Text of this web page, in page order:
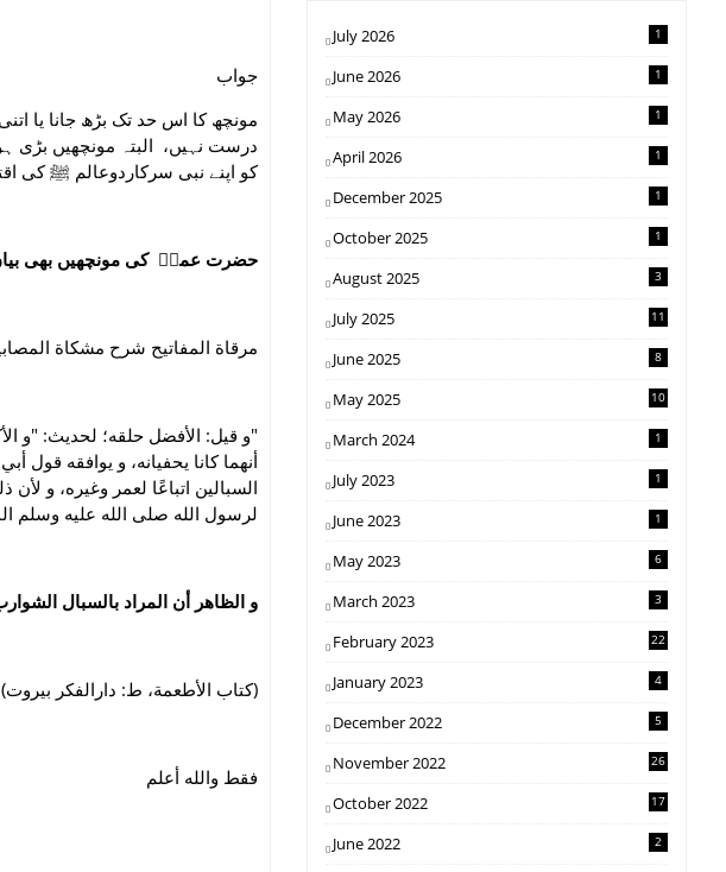
جواب
مونچھ کا اس حد تک بڑھ جانا یا
درست نہیں، البتہ مونچھیں بڑی
کو اپنے نبی سرکاردوعالم ﷺ کی
حضرت عمرؓ کی مونچھیں بھی
مرقاة المفاتيح شرح مشكاة المصابيح (7/
"و قيل: الأفضل حلقه؛ لحديث: "و
أنهما كانا يحفيانه، و يوافقه قول
السبالين اتباعًا لعمر وغيره، و
لرسول الله صلى الله عليه وسلم
و الظاهر أن المراد بالسبال
(كتاب الأطعمة، ط: دارالفكر بيروت)
فقط والله أعلم
July 2026 1
June 2026 1
May 2026 1
April 2026 1
December 2025 1
October 2025 1
August 2025 3
July 2025 11
June 2025 8
May 2025 10
March 2024 1
July 2023 1
June 2023 1
May 2023 6
March 2023 3
February 2023 22
January 2023 4
December 2022 5
November 2022 26
October 2022 17
June 2022 2